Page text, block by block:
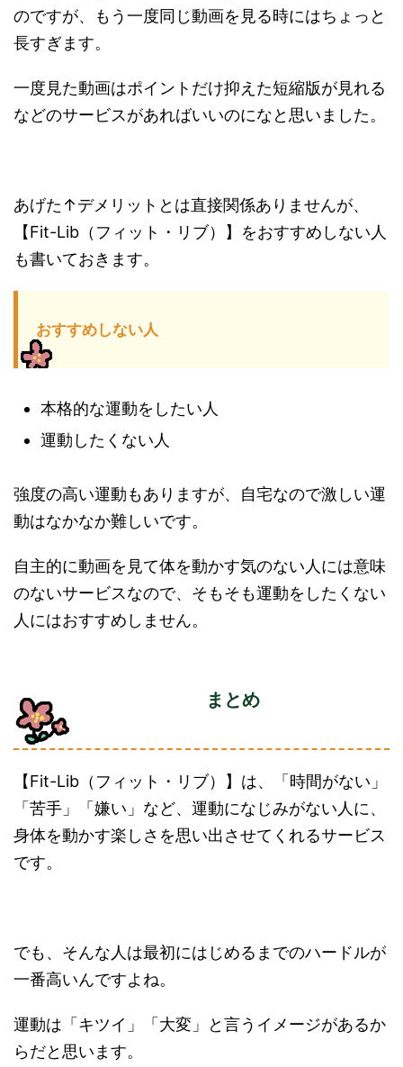
のですが、もう一度同じ動画を見る時にはちょっと
長すぎます。
一度見た動画はポイントだけ抑えた短縮版が見れる
などのサービスがあればいいのになと思いました。
あげた↑デメリットとは直接関係ありませんが、
【Fit-Lib（フィット・リブ）】をおすすめしない人
も書いておきます。
おすすめしない人
本格的な運動をしたい人
運動したくない人
強度の高い運動もありますが、自宅なので激しい運
動はなかなか難しいです。
自主的に動画を見て体を動かす気のない人には意味
のないサービスなので、そもそも運動をしたくない
人にはおすすめしません。
まとめ
【Fit-Lib（フィット・リブ）】は、「時間がない」
「苦手」「嫌い」など、運動になじみがない人に、
身体を動かす楽しさを思い出させてくれるサービス
です。
でも、そんな人は最初にはじめるまでのハードルが
一番高いんですよね。
運動は「キツイ」「大変」と言うイメージがあるか
らだと思います。